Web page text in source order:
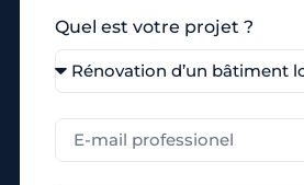
Quel est votre projet ?